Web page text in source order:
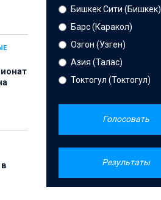
Бишкек Сити (Бишкек)
Барс (Каракол)
Озгон (Узген)
Азия (Талас)
Токтогул (Токтогул)
Голосовать
Результаты